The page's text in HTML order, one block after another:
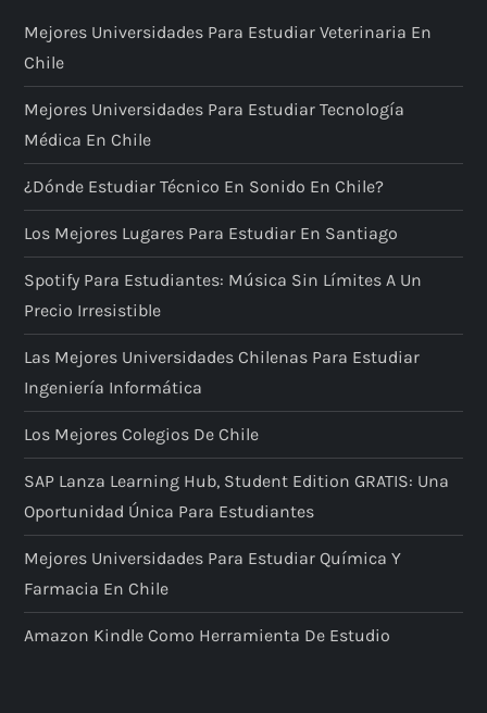
Mejores Universidades Para Estudiar Veterinaria En
Chile
Mejores Universidades Para Estudiar Tecnología
Médica En Chile
¿Dónde Estudiar Técnico En Sonido En Chile?
Los Mejores Lugares Para Estudiar En Santiago
Spotify Para Estudiantes: Música Sin Límites A Un
Precio Irresistible
Las Mejores Universidades Chilenas Para Estudiar
Ingeniería Informática
Los Mejores Colegios De Chile
SAP Lanza Learning Hub, Student Edition GRATIS: Una
Oportunidad Única Para Estudiantes
Mejores Universidades Para Estudiar Química Y
Farmacia En Chile
Amazon Kindle Como Herramienta De Estudio